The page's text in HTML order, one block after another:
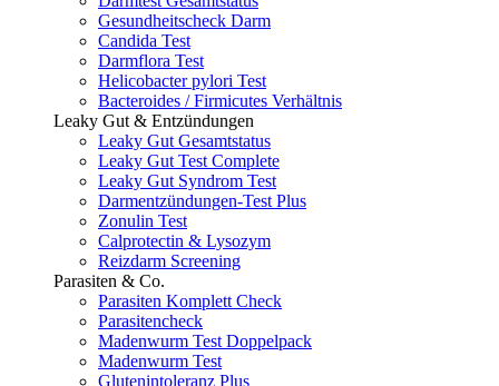
Gesundheitscheck Darm
Candida Test
Darmflora Test
Helicobacter pylori Test
Bacteroides / Firmicutes Verhältnis
Leaky Gut & Entzündungen
Leaky Gut Gesamtstatus
Leaky Gut Test Complete
Leaky Gut Syndrom Test
Darmentzündungen-Test Plus
Zonulin Test
Calprotectin & Lysozym
Reizdarm Screening
Parasiten & Co.
Parasiten Komplett Check
Parasitencheck
Madenwurm Test Doppelpack
Madenwurm Test
Glutenintoleranz Plus